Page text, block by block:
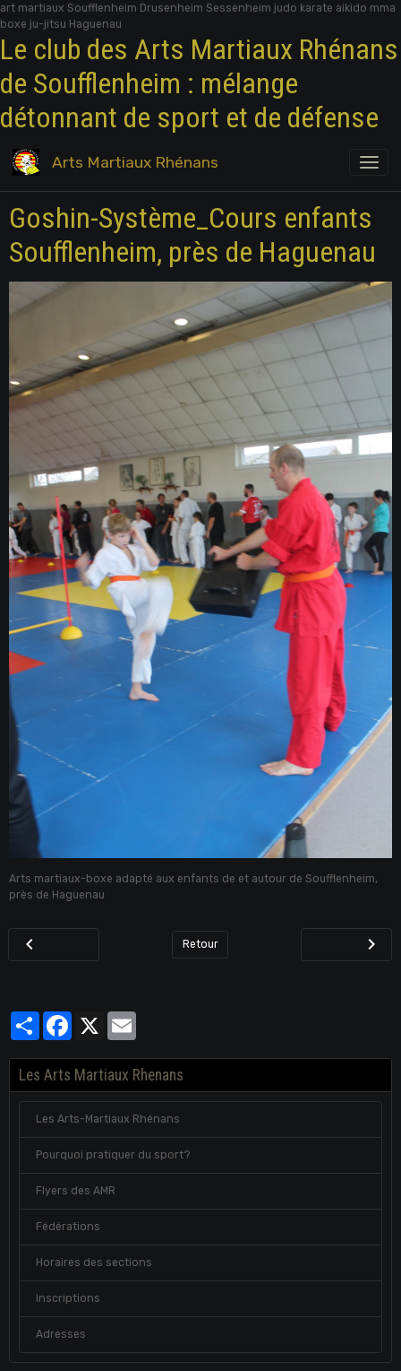
art martiaux Soufflenheim Drusenheim Sessenheim judo karate aikido mma
boxe ju-jitsu Haguenau
Le club des Arts Martiaux Rhénans
de Soufflenheim : mélange
détonnant de sport et de défense
Arts Martiaux Rhénans
Goshin-Système_Cours enfants
Soufflenheim, près de Haguenau
Arts martiaux-boxe adapté aux enfants de et autour de Soufflenheim,
près de Haguenau
Retour
PartagerFacebook
X
Les Arts Martiaux Rhenans
Les Arts-Martiaux Rhénans
Pourquoi pratiquer du sport?
Flyers des AMR
Fédérations
Horaires des sections
Inscriptions
Adresses